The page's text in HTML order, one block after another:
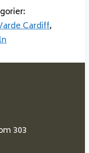
Cardiff,
303